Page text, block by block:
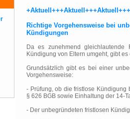
Richtige Vorgehensweise bei
Kündigungen
Da es zunehmend
Kündigung von Eltern umgeht, gibt
Grundsätzlich gibt es bei einer
Vorgehensweise:
- Prüfung, ob die fristlose Kündigung
§ 626 BGB sowie Einhaltung der 14-
- Der unbegründeten fristlosen